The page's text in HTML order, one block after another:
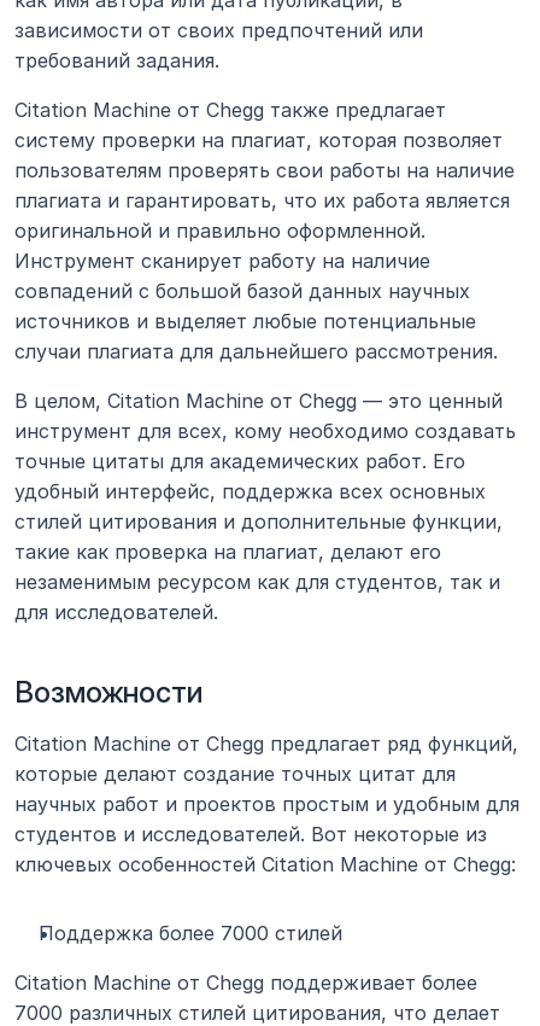
зависимости от своих предпочтений или
требований задания.
Citation Machine от Chegg также предлагает
систему проверки на плагиат, которая позволяет
пользователям проверять свои работы на наличие
плагиата и гарантировать, что их работа является
оригинальной и правильно оформленной.
Инструмент сканирует работу на наличие
совпадений с большой базой данных научных
источников и выделяет любые потенциальные
случаи плагиата для дальнейшего рассмотрения.
В целом, Citation Machine от Chegg — это ценный
инструмент для всех, кому необходимо создавать
точные цитаты для академических работ. Его
удобный интерфейс, поддержка всех основных
стилей цитирования и дополнительные функции,
такие как проверка на плагиат, делают его
незаменимым ресурсом как для студентов, так и
для исследователей.
Возможности
Citation Machine от Chegg предлагает ряд функций,
которые делают создание точных цитат для
научных работ и проектов простым и удобным для
студентов и исследователей. Вот некоторые из
ключевых особенностей Citation Machine от Chegg:
Поддержка более 7000 стилей
Citation Machine от Chegg поддерживает более
7000 различных стилей цитирования, что делает